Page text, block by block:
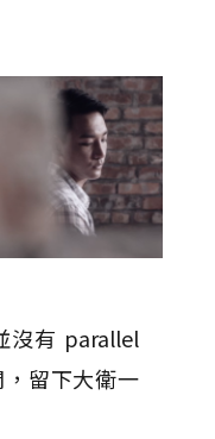
沒有 parallel
留下大衛一